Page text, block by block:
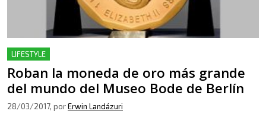
LIFESTYLE
Roban la moneda de oro más grande
del mundo del Museo Bode de Berlín
28/03/2017, porErwin Landázuri